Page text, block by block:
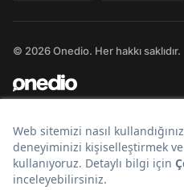
© 2026 Onedio. Her hakkı saklıdır.
Bir